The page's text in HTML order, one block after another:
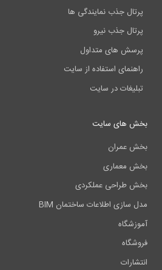
پرتال جذب نمایندگی ها
پرتال جذب نیرو
پرسش های متداول
راهنمای استفاده از سایت
تبلیغات در سایت
بخش های سایت
بخش عمران
بخش معماری
بخش طراحی عملکردی
مدل سازی اطلاعات ساختمان BIM
آموزشگاه
فروشگاه
انتشارات